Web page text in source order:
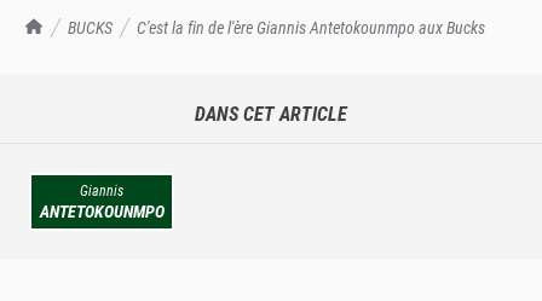
TrashTalk Actu NBA
BUCKS C'est la fin de l'ère Giannis Antetokounmpo aux Bucks
DANS CET ARTICLE
Giannis
ANTETOKOUNMPO